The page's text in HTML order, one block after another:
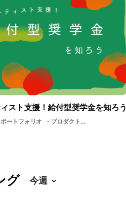
スト支援！給付型奨学金を知ろう
ートフォリオ プロダクトデザイングラフィックソーシャルデザインデザインイラストレーターディスプレイデザインアートゲームデザイナーブックデザインプロダクトプログラミングデジタルイラストアーティストプロデューサーファインアートガラスペインターお金ガラスアートメディア奨学金ガラス造形制度プロダクトデザイナーグラフィックデザイン学生メディアアーティストゲームイラスト支援グラフィックデザイナーソーシャルゲーム
グ